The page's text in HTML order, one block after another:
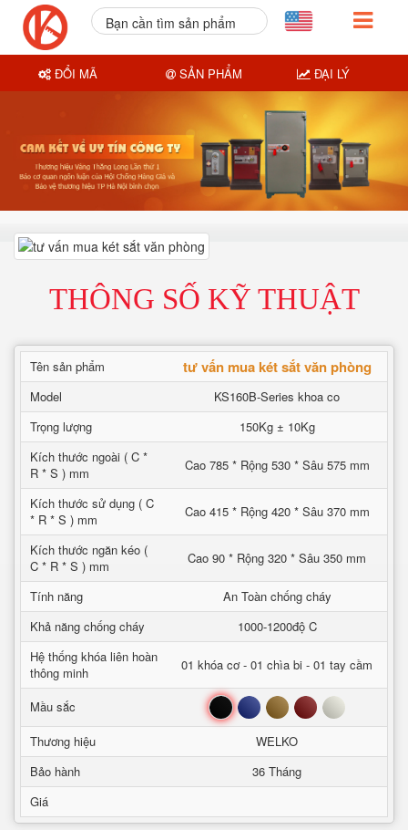
THÔNG SỐ KỸ THUẬT
Tên sản phẩm tư vấn mua két sắt văn phòng
Model
KS160B-Series khoa co
Trọng lượng
150Kg ± 10Kg
Kích thước ngoài ( C *
R * S ) mm
Cao 785 * Rộng 530 * Sâu 575 mm
Kích thước sử dụng ( C
* R * S ) mm
Cao 415 * Rộng 420 * Sâu 370 mm
Kích thước ngăn kéo (
C * R * S ) mm
Cao 90 * Rộng 320 * Sâu 350 mm
Tính năng
An Toàn chống cháy
Khả năng chống cháy
1000-1200độ C
Hệ thống khóa liên hoàn
thông minh
01 khóa cơ - 01 chìa bi - 01 tay cầm
Mầu sắc Đen Xanh Nâu Đỏ Trắng
Thương hiệu
WELKO
Bảo hành
36 Tháng
Giá
Bạn cần tìm sản phẩm
ĐỔI MÃ SẢN PHẨM ĐẠI LÝ